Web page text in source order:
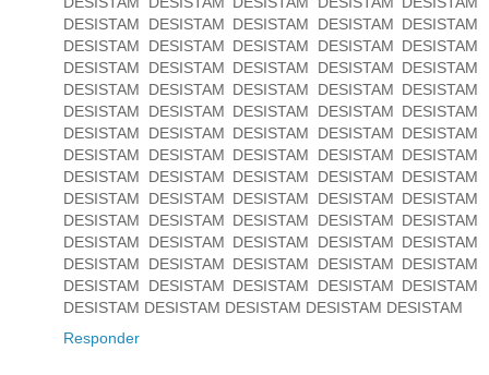
DESISTAM DESISTAM DESISTAM DESISTAM DESISTAM
DESISTAM DESISTAM DESISTAM DESISTAM DESISTAM
DESISTAM DESISTAM DESISTAM DESISTAM DESISTAM
DESISTAM DESISTAM DESISTAM DESISTAM DESISTAM
DESISTAM DESISTAM DESISTAM DESISTAM DESISTAM
DESISTAM DESISTAM DESISTAM DESISTAM DESISTAM
DESISTAM DESISTAM DESISTAM DESISTAM DESISTAM
DESISTAM DESISTAM DESISTAM DESISTAM DESISTAM
DESISTAM DESISTAM DESISTAM DESISTAM DESISTAM
DESISTAM DESISTAM DESISTAM DESISTAM DESISTAM
DESISTAM DESISTAM DESISTAM DESISTAM DESISTAM
DESISTAM DESISTAM DESISTAM DESISTAM DESISTAM
DESISTAM DESISTAM DESISTAM DESISTAM DESISTAM
DESISTAM DESISTAM DESISTAM DESISTAM DESISTAM
Responder